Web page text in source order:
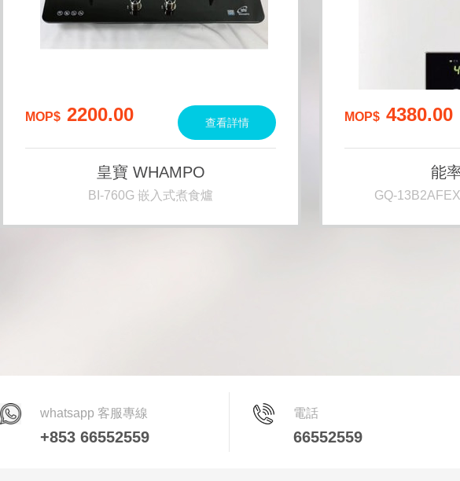
MOP$ 2200.00 查看詳情
皇寶 WHAMPO
BI-760G 嵌入式煮食爐
MOP$ 4380.00
能
GQ-
whatsapp 客服專線
+853 66552559
電話
66552559